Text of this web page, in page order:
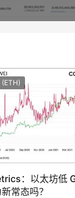
：以太坊低
常态吗？